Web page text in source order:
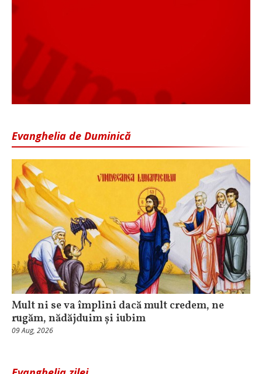
Evanghelia de Duminică
Mult ni se va împlini dacă mult credem, ne
rugăm, nădăjduim și iubim
09 Aug, 2026